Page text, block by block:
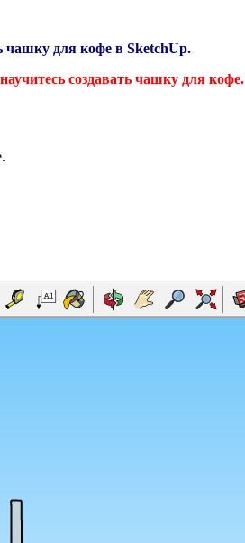
чашку для кофе в SketchUp.
создавать чашку для кофе.